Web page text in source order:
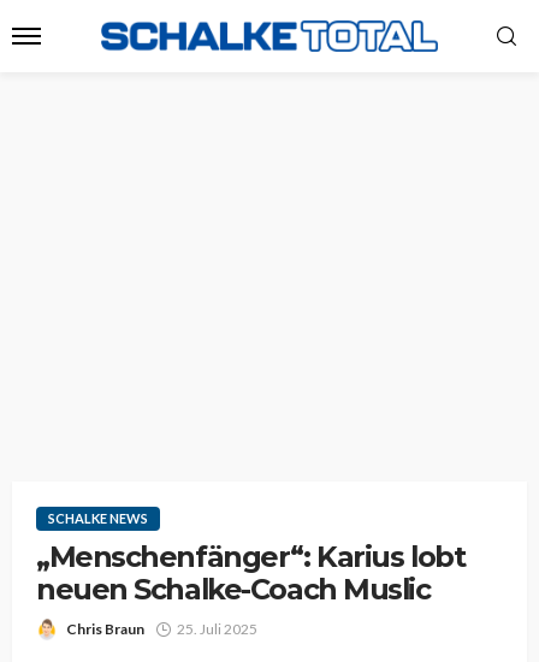
SCHALKE NEWS
„Menschenfänger“: Karius lobt
neuen Schalke-Coach Muslic
Chris Braun 25. Juli 2025